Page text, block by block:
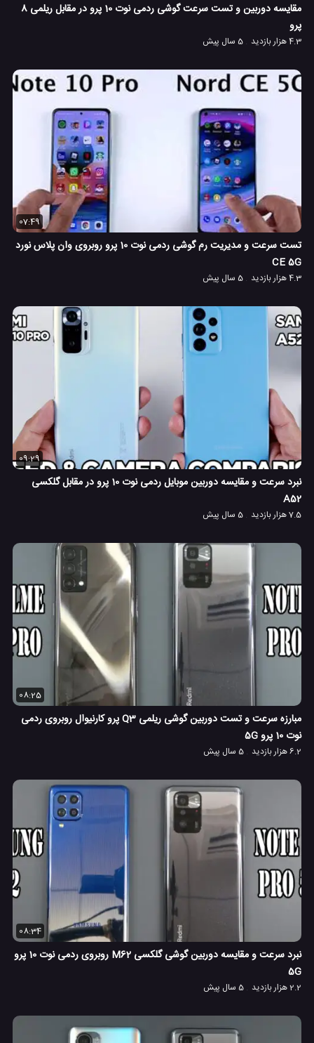
مقایسه دوربین و تست سرعت گوشی ردمی نوت 10 پرو در مقابل ریلمی 8
پرو
4.3 هزار بازدید 5 سال پیش
07:49
تست سرعت و مدیریت رم گوشی ردمی نوت 10 پرو روبروی وان پلاس نورد
CE 5G
4.3 هزار بازدید 5 سال پیش
09:29
نبرد سرعت و مقایسه دوربین موبایل ردمی نوت 10 پرو در مقابل گلکسی
A52
7.5 هزار بازدید 5 سال پیش
08:25
مبارزه سرعت و تست دوربین گوشی ریلمی Q3 پرو کارنیوال روبروی ردمی
نوت 10 پرو 5G
6.2 هزار بازدید 5 سال پیش
08:34
نبرد سرعت و مقایسه دوربین گوشی گلکسی M62 روبروی ردمی نوت 10 پرو
5G
2.2 هزار بازدید 5 سال پیش